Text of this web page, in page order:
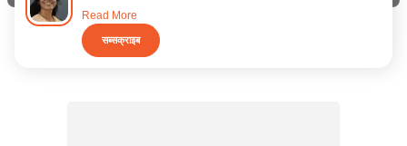
Read More
सब्सक्राइब